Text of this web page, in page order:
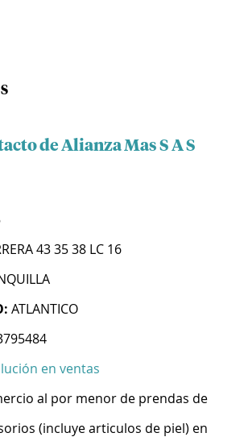
de Alianza Mas S A S
43 35 38 LC 16
ATLANTICO
en ventas
al por menor de prendas de
(incluye articulos de piel) en